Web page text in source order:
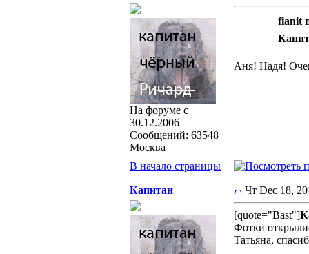
На форуме с
30.12.2006
Сообщений: 63548
Москва
fianit
Аня! Надя!
В начало страницы
Капитан Чт Dec 18,
[quote="Bast"]
Фотки
Татьяна,